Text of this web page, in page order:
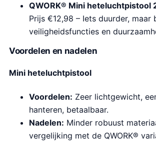
QWORK® Mini heteluchtpistool
Prijs €12,98 – Iets duurder,
veiligheidsfuncties en
Voordelen en nadelen
Mini heteluchtpistool
Voordelen: Zeer lichtgewicht,
hanteren, betaalbaar.
Nadelen: Minder robuust
vergelijking met de QWORK®